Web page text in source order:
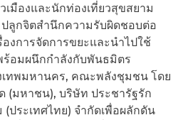
มืองและนักท่องเที่ยวสุขสยาม
ลูกจิตสำนึกความรับผิดชอบต่อ
งการจัดการขยะและนำไปใช้
อมผนึกกำลังกับพันธมิตร
เทพมหานคร, คณะพลังชุมชน โดย
(มหาชน), บริษัท ประชารัฐรัก
ประเทศไทย) จำกัดเพื่อผลักดัน